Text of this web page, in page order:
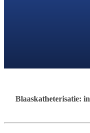
Blaaskatheterisatie: